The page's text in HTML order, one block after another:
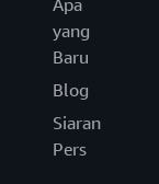
Apa
yang
Baru
Blog
Siaran
Pers